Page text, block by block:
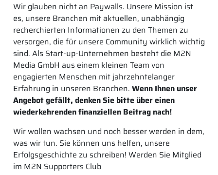
Wir glauben nicht an Paywalls. Unsere Mission ist
es, unsere Branchen mit aktuellen, unabhängig
recherchierten Informationen zu den Themen zu
versorgen, die für unsere Community wirklich wichtig
sind. Als Start-up-Unternehmen besteht die M2N
Media GmbH aus einem kleinen Team von
engagierten Menschen mit jahrzehntelanger
Erfahrung in unseren Branchen. Wenn Ihnen unser
Angebot gefällt, denken Sie bitte über einen
wiederkehrenden finanziellen Beitrag nach!
Wir wollen wachsen und noch besser werden in dem,
was wir tun. Sie können uns helfen, unsere
Erfolgsgeschichte zu schreiben! Werden Sie Mitglied
im M2N Supporters Club